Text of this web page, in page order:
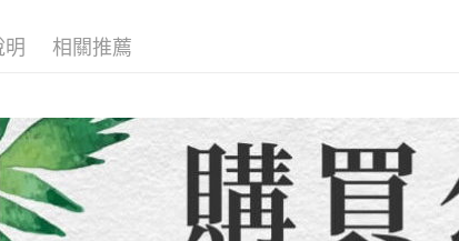
求
２
３
「
任。
明 相關推薦